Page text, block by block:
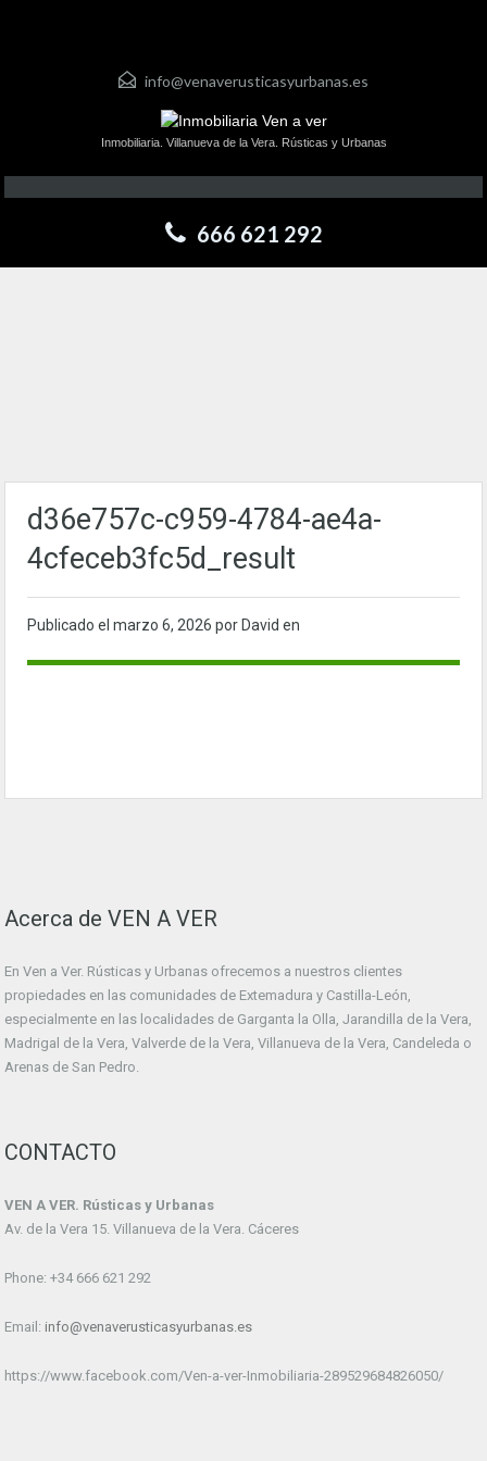
info@venaverusticasyurbanas.es
Inmobiliaria. Villanueva de la Vera. Rústicas y Urbanas
666 621 292
d36e757c-c959-4784-ae4a-
4cfeceb3fc5d_result
Publicado el marzo 6, 2026 por David en
Acerca de VEN A VER
En Ven a Ver. Rústicas y Urbanas ofrecemos a nuestros clientes
propiedades en las comunidades de Extemadura y Castilla-León,
especialmente en las localidades de Garganta la Olla, Jarandilla de la Vera,
Madrigal de la Vera, Valverde de la Vera, Villanueva de la Vera, Candeleda o
Arenas de San Pedro.
CONTACTO
VEN A VER. Rústicas y Urbanas
Av. de la Vera 15. Villanueva de la Vera. Cáceres
Phone: +34 666 621 292
Email: info@venaverusticasyurbanas.es
https://www.facebook.com/Ven-a-ver-Inmobiliaria-289529684826050/